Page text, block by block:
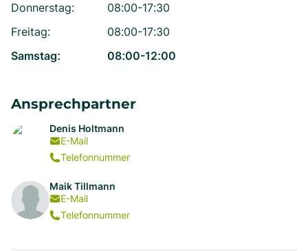
Donnerstag:
08:00-17:30
Freitag:
08:00-17:30
Samstag: 08:00-12:00
Ansprechpartner
Denis Holtmann
E-Mail
Telefonnummer
Maik Tillmann
E-Mail
Telefonnummer